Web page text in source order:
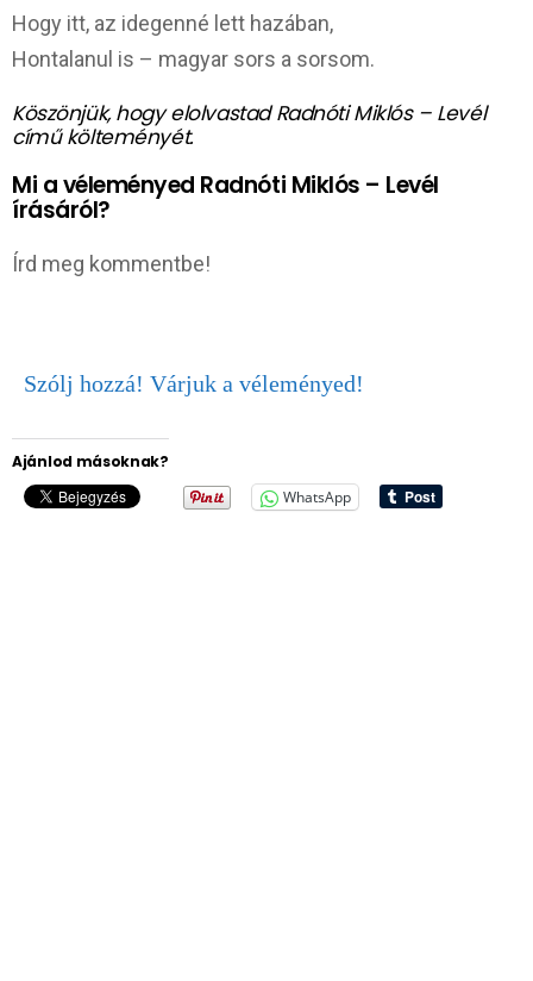
Hogy itt, az idegenné lett hazában,
Hontalanul is – magyar sors a sorsom.
Köszönjük, hogy elolvastad Radnóti Miklós – Levél
című költeményét.
Mi a véleményed Radnóti Miklós – Levél
írásáról?
Írd meg kommentbe!
Szólj hozzá! Várjuk a véleményed!
Ajánlod másoknak?
WhatsApp